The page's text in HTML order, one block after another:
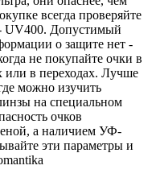
всегда проверяйте
UV400. Допустимый
о защите нет -
не покупайте очки в
или в переходах. Лучше
можно изучить
на специальном
очков
а наличием УФ-
эти параметры и